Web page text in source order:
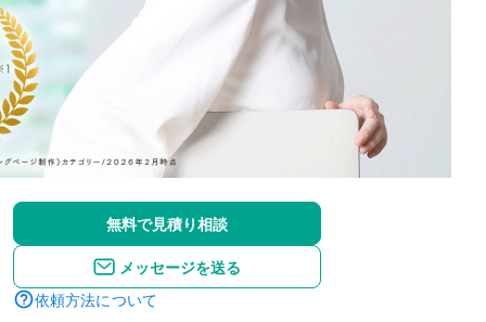
無料で見積り相談
メッセージを送る
依頼方法について